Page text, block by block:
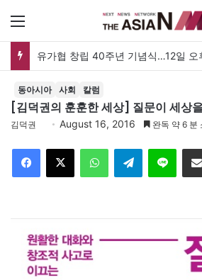
동아시아 사회 칼럼
[김덕권의 훈훈한 세상] 질문이 세상
김덕권 August 16, 2016 완독 약 6 분
Telegram